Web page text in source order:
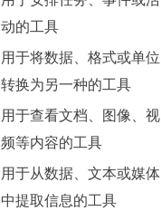
动的工具
用于将数据、格式或单位
转换为另一种的工具
用于查看文档、图像、视
频等内容的工具
用于从数据、文本或媒体
中提取信息的工具